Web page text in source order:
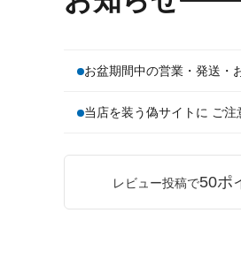
お盆期間中の営業・発送・
当店を装う偽サイトに ご注
レビュー投稿で50ポ